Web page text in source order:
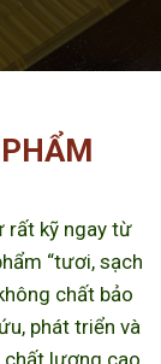
rất kỹ ngay từ
“tươi, sạch
chất bảo
phát triển và